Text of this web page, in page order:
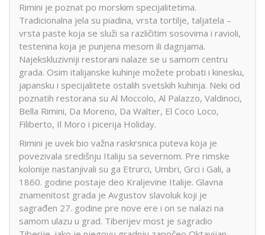
Rimini je poznat po morskim specijalitetima.
Tradicionalna jela su piadina, vrsta tortilje, taljatela –
vrsta paste koja se služi sa različitim sosovima i ravioli,
testenina koja je punjena mesom ili dagnjama.
Najekskluzivniji restorani nalaze se u samom centru
grada. Osim italijanske kuhinje možete probati i kinesku,
japansku i specijalitete ostalih svetskih kuhinja. Neki od
poznatih restorana su Al Moccolo, Al Palazzo, Valdinoci,
Bella Rimini, Da Moreno, Da Walter, El Coco Loco,
Filiberto, Il Moro i picerija Holiday.
Rimini je uvek bio važna raskrsnica puteva koja je
povezivala središnju Italiju sa severnom. Pre rimske
kolonije nastanjivali su ga Etrurci, Umbri, Grci i Gali, a
1860. godine postaje deo Kraljevine Italije. Glavna
znamenitost grada je Avgustov slavoluk koji je
sagrađen 27. godine pre nove ere i on se nalazi na
samom ulazu u grad. Tiberijev most je sagradio